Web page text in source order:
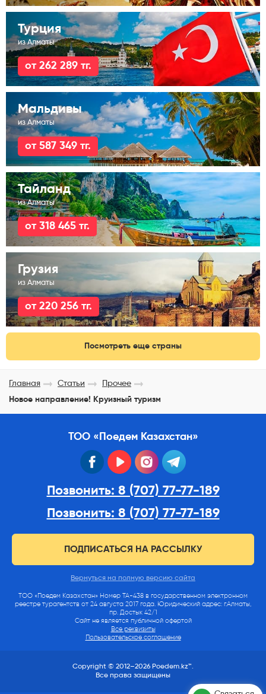
Турция
из Алматы
от 262 289 тг.
Мальдивы
из Алматы
от 587 349 тг.
Тайланд
из Алматы
от 318 465 тг.
Грузия
из Алматы
от 220 256 тг.
Посмотреть еще страны
Главная Статьи
Прочее
Новое направление! Круизный туризм
ТОО «Поедем Казахстан»
facebook youtube instagram
Позвонить: 8 (707) 77-77-189
Позвонить: 8 (707) 77-77-189
ПОДПИСАТЬСЯ НА РАССЫЛКУ
Вернуться на полную версию сайта
ТОО «Поедем Казахстан» Номер ТА-438 в государственном электронном
реестре турагентств от 24 августа 2017 года. Юридический адрес: г.Алматы,
пр. Достык 42/1
Сайт не является публичной офертой
Все реквизиты
Пользовательское соглашение
Copyright © 2012–2026 Poedem.kz™.
Все права защищены